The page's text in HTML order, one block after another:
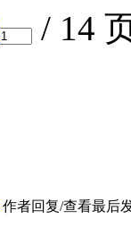
/ 14
作者回复/查看最后